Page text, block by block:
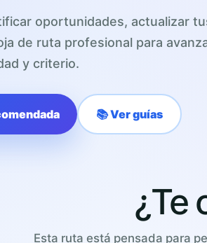
oportunidades, actualizar
de ruta profesional para
y criterio.
📚 Ver guías
¿Te
Esta ruta está pensada para